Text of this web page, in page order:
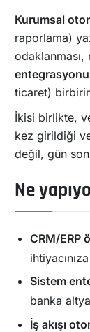
Kurumsal
raporlama)
odaklanması,
entegrasyonu
ticaret)
İkisi birlikte,
kez girildiği
değil, gün
Ne
CRM/ERP
Sistem
banka
İş akışı